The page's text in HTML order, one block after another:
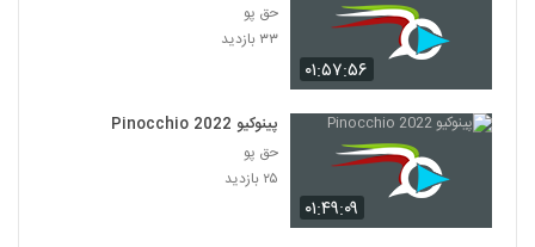
۰۱:۵۷:۵۶
حق پو
۳۳ بازدید
۰۱:۴۹:۰۹
پینوکیو Pinocchio 2022
حق پو
۲۵ بازدید